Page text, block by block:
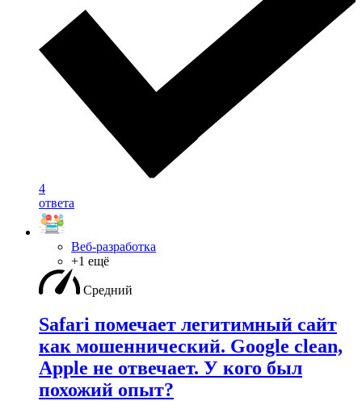
4
ответа
Веб-разработка
+1 ещё
Средний
Safari помечает легитимный сайт
как мошеннический. Google clean,
Apple не отвечает. У кого был
похожий опыт?